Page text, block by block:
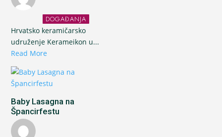
DOGAĐANJA
Hrvatsko keramičarsko
udruženje Kerameikon u...
Read More
Baby Lasagna na
Špancirfestu